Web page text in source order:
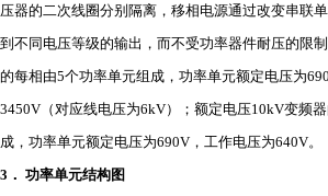
压器的二次线圈分别隔离，移相电源通过改变串联
到不同电压等级的输出，而不受功率器件耐压的限
的每相由5个功率单元组成，功率单元额定电压为
3450V（对应线电压为6kV）；额定电压10kV变频
成，功率单元额定电压为690V，工作电压为640V
3 ． 功率单元结构图